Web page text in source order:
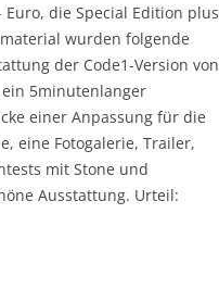
die Special Edition plus
wurden folgende
der Code1-Version von
5minutenlanger
einer Anpassung für die
eine Fotogalerie, Trailer,
mit Stone und
Ausstattung. Urteil: